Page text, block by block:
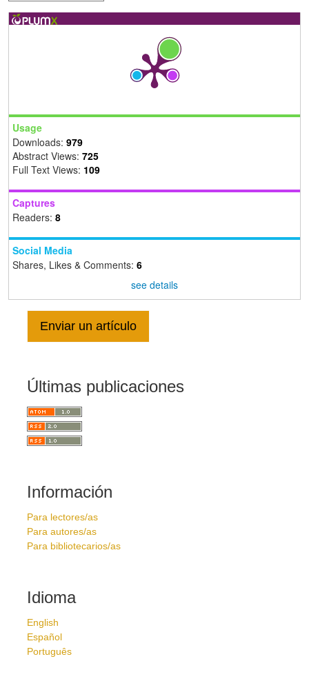
Usage
Downloads: 979
Abstract Views: 725
Full Text Views: 109
Captures
Readers: 8
Social Media
Shares, Likes & Comments: 6
see details
Enviar un artículo
Últimas publicaciones
Información
Para lectores/as
Para autores/as
Para bibliotecarios/as
Idioma
English
Español
Português